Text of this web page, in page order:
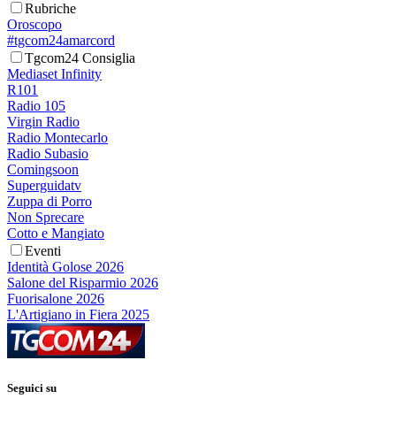
Rubriche
Oroscopo
#tgcom24amarcord
Tgcom24 Consiglia
Mediaset Infinity
R101
Radio 105
Virgin Radio
Radio Montecarlo
Radio Subasio
Comingsoon
Superguidatv
Zuppa di Porro
Non Sprecare
Cotto e Mangiato
Eventi
Identità Golose 2026
Salone del Risparmio 2026
Fuorisalone 2026
L'Artigiano in Fiera 2025
Seguici su